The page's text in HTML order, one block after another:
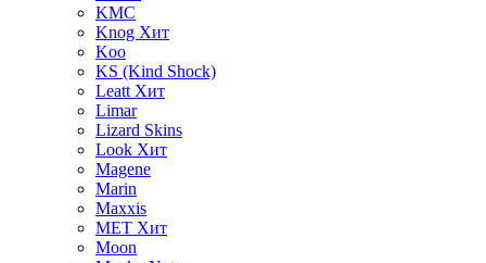
KMC
Knog Хит
Koo
KS (Kind Shock)
Leatt Хит
Limar
Lizard Skins
Look Хит
Magene
Marin
Maxxis
MET Хит
Moon